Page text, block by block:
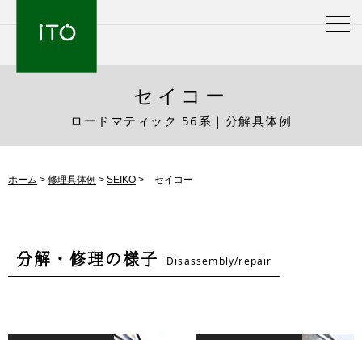
セイコー
ロードマティック 56系｜分解具体例
ホーム > 修理具体例 > SEIKO > セイコー
分解・修理の様子 Disassembly/repair